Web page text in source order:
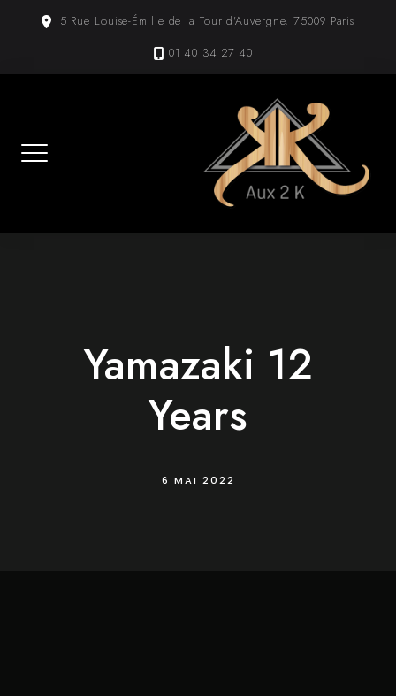
5 Rue Louise-Émilie de la Tour d'Auvergne, 75009 Paris
01 40 34 27 40
Yamazaki 12
Years
6 MAI 2022